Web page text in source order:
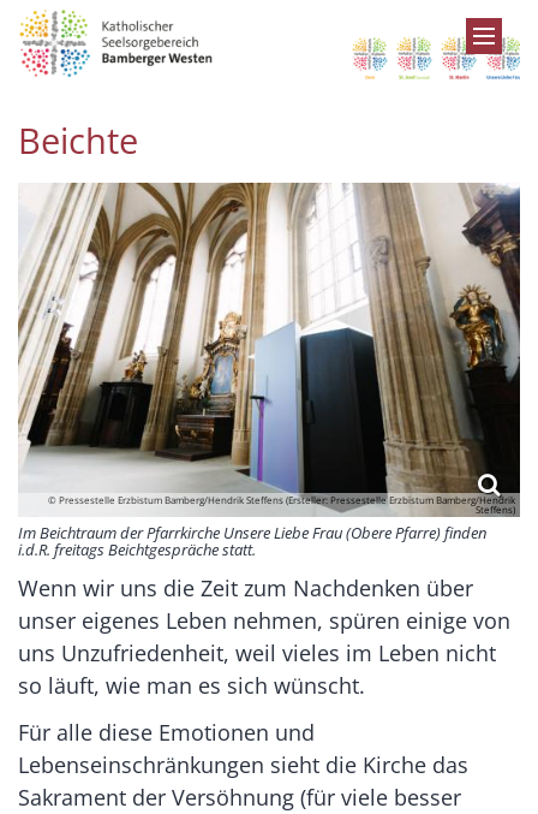
Zum Inhalt springen
Beichte
© Pressestelle Erzbistum Bamberg/Hendrik Steffens (Ersteller: Pressestelle Erzbistum Bamberg/Hendrik
Steffens)
Im Beichtraum der Pfarrkirche Unsere Liebe Frau (Obere Pfarre) finden
i.d.R. freitags Beichtgespräche statt.
Wenn wir uns die Zeit zum Nachdenken über
unser eigenes Leben nehmen, spüren einige von
uns Unzufriedenheit, weil vieles im Leben nicht
so läuft, wie man es sich wünscht.
Für alle diese Emotionen und
Lebenseinschränkungen sieht die Kirche das
Sakrament der Versöhnung (für viele besser